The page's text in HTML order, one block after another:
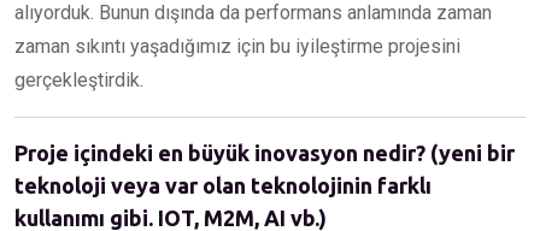
alıyorduk. Bunun dışında da performans anlamında zaman
zaman sıkıntı yaşadığımız için bu iyileştirme projesini
gerçekleştirdik.
Proje içindeki en büyük inovasyon nedir? (yeni bir
teknoloji veya var olan teknolojinin farklı
kullanımı gibi. IOT, M2M, AI vb.)